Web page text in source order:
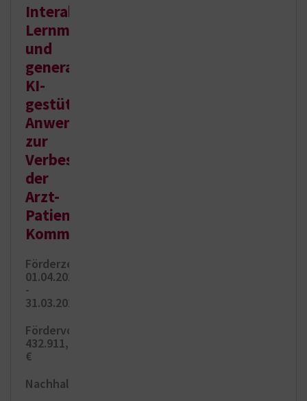
Interaktiven
Lernmodule
und
generative
KI-
gestützten
Anwendungen
zur
Verbesserung
der
Arzt-
Patienten-
Kommunikation
Förderzeitraum:
01.04.2024
-
31.03.2026
Fördervolumen:
432.911,20
€
Nachhaltigkeit: